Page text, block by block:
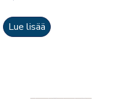
Lue lisää